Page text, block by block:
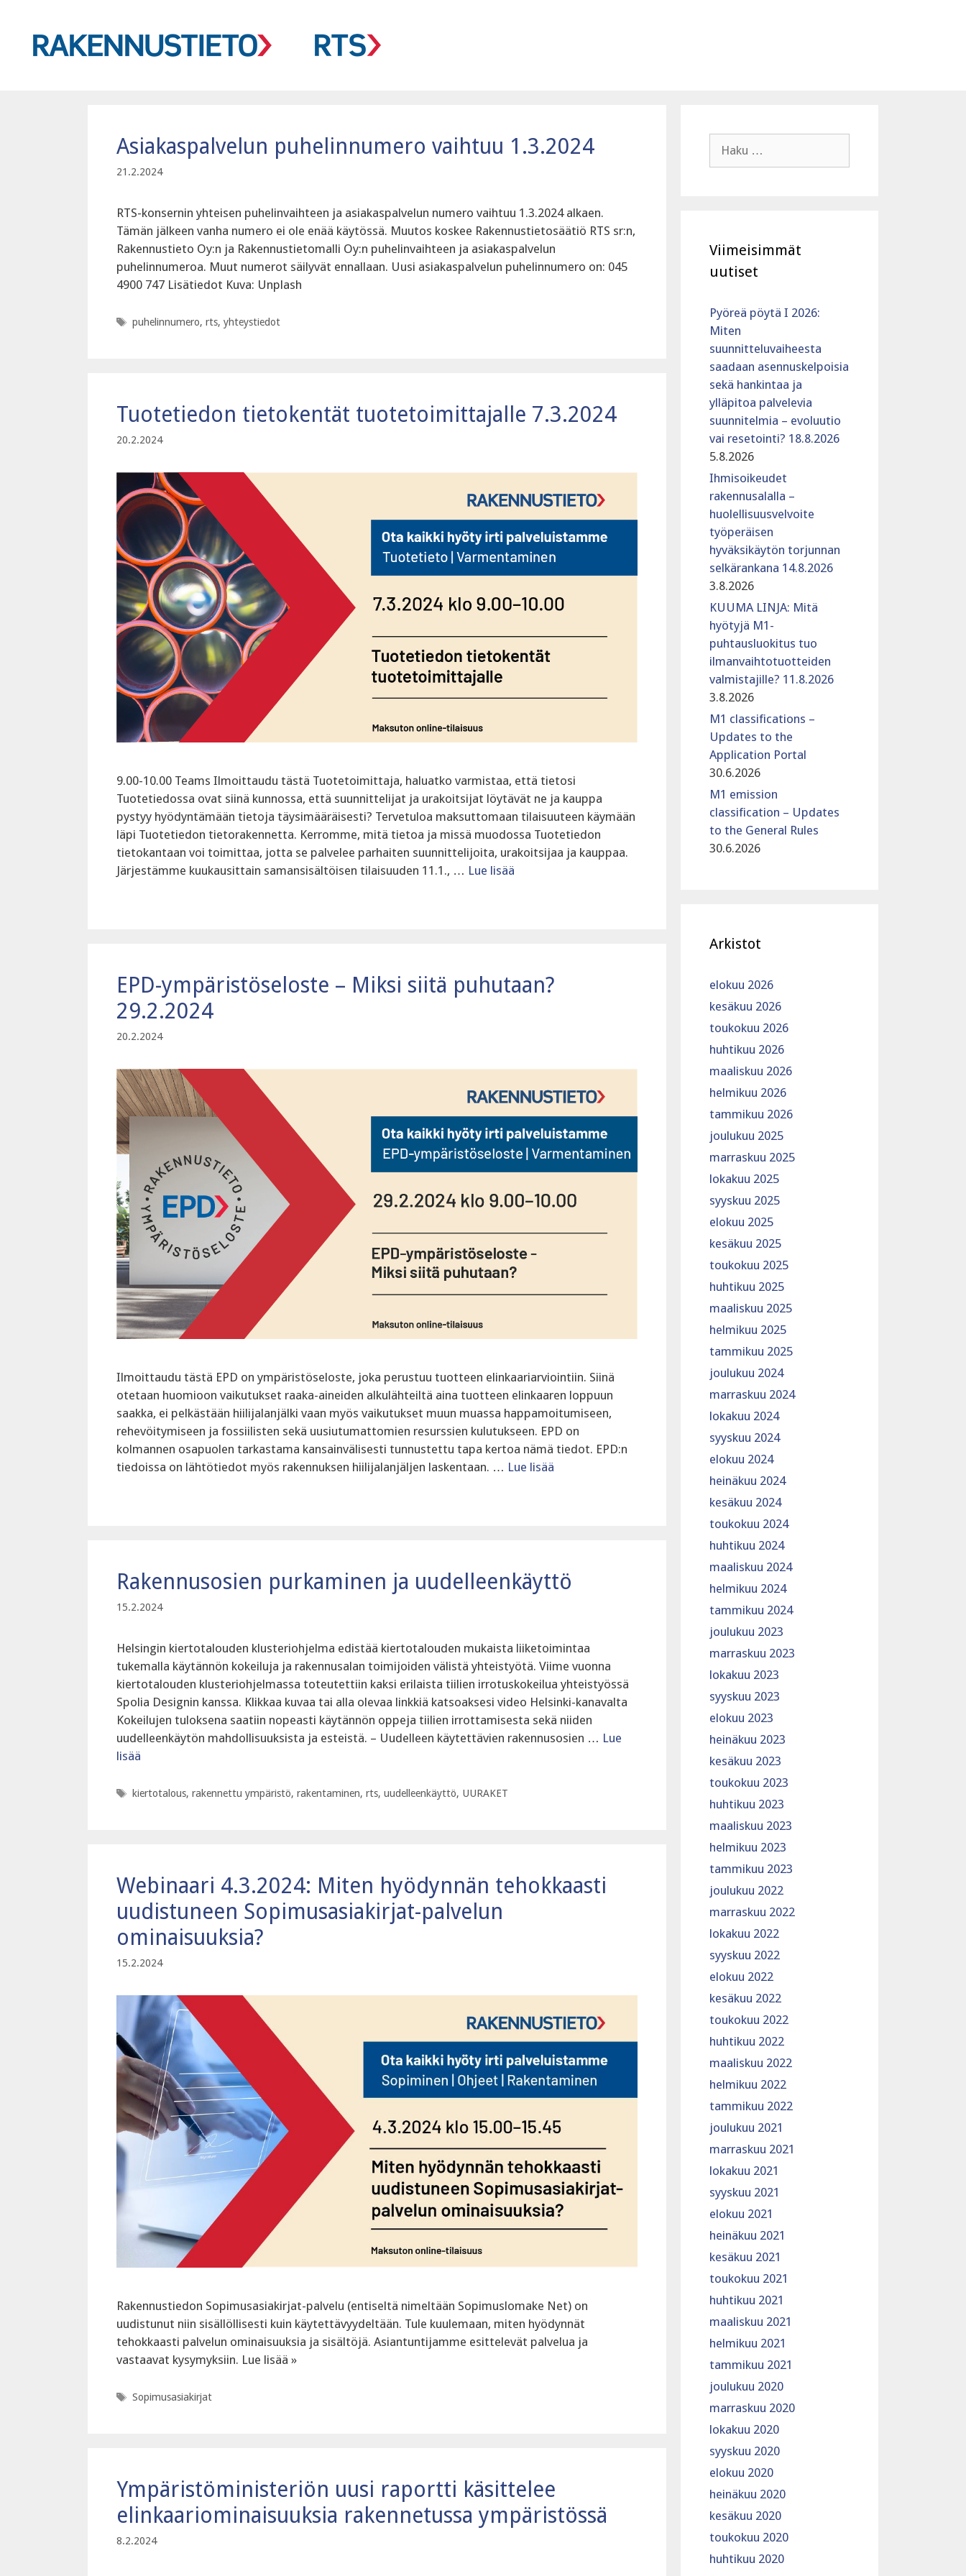
Asiakaspalvelun puhelinnumero vaihtuu 1.3.2024
21.2.2024
RTS-konsernin yhteisen puhelinvaihteen ja asiakaspalvelun numero vaihtuu 1.3.2024 alkaen.
Tämän jälkeen vanha numero ei ole enää käytössä. Muutos koskee Rakennustietosäätiö RTS sr:n,
Rakennustieto Oy:n ja Rakennustietomalli Oy:n puhelinvaihteen ja asiakaspalvelun
puhelinnumeroa. Muut numerot säilyvät ennallaan. Uusi asiakaspalvelun puhelinnumero on: 045
4900 747 Lisätiedot Kuva: Unplash
Avainsanat
puhelinnumero, rts, yhteystiedot
Tuotetiedon tietokentät tuotetoimittajalle 7.3.2024
20.2.2024
9.00-10.00 Teams Ilmoittaudu tästä Tuotetoimittaja, haluatko varmistaa, että tietosi
Tuotetiedossa ovat siinä kunnossa, että suunnittelijat ja urakoitsijat löytävät ne ja kauppa
pystyy hyödyntämään tietoja täysimääräisesti? Tervetuloa maksuttomaan tilaisuuteen käymään
läpi Tuotetiedon tietorakennetta. Kerromme, mitä tietoa ja missä muodossa Tuotetiedon
tietokantaan voi toimittaa, jotta se palvelee parhaiten suunnittelijoita, urakoitsijaa ja kauppaa.
Järjestämme kuukausittain samansisältöisen tilaisuuden 11.1., … Lue lisää
EPD-ympäristöseloste – Miksi siitä puhutaan?
29.2.2024
20.2.2024
Ilmoittaudu tästä EPD on ympäristöseloste, joka perustuu tuotteen elinkaariarviointiin. Siinä
otetaan huomioon vaikutukset raaka-aineiden alkulähteiltä aina tuotteen elinkaaren loppuun
saakka, ei pelkästään hiilijalanjälki vaan myös vaikutukset muun muassa happamoitumiseen,
rehevöitymiseen ja fossiilisten sekä uusiutumattomien resurssien kulutukseen. EPD on
kolmannen osapuolen tarkastama kansainvälisesti tunnustettu tapa kertoa nämä tiedot. EPD:n
tiedoissa on lähtötiedot myös rakennuksen hiilijalanjäljen laskentaan. … Lue lisää
Rakennusosien purkaminen ja uudelleenkäyttö
15.2.2024
Helsingin kiertotalouden klusteriohjelma edistää kiertotalouden mukaista liiketoimintaa
tukemalla käytännön kokeiluja ja rakennusalan toimijoiden välistä yhteistyötä. Viime vuonna
kiertotalouden klusteriohjelmassa toteutettiin kaksi erilaista tiilien irrotuskokeilua yhteistyössä
Spolia Designin kanssa. Klikkaa kuvaa tai alla olevaa linkkiä katsoaksesi video Helsinki-kanavalta
Kokeilujen tuloksena saatiin nopeasti käytännön oppeja tiilien irrottamisesta sekä niiden
uudelleenkäytön mahdollisuuksista ja esteistä. – Uudelleen käytettävien rakennusosien … Lue
lisää
Avainsanat
kiertotalous, rakennettu ympäristö, rakentaminen, rts, uudelleenkäyttö, UURAKET
Webinaari 4.3.2024: Miten hyödynnän tehokkaasti
uudistuneen Sopimusasiakirjat-palvelun
ominaisuuksia?
15.2.2024
Rakennustiedon Sopimusasiakirjat-palvelu (entiseltä nimeltään Sopimuslomake Net) on
uudistunut niin sisällöllisesti kuin käytettävyydeltään. Tule kuulemaan, miten hyödynnät
tehokkaasti palvelun ominaisuuksia ja sisältöjä. Asiantuntijamme esittelevät palvelua ja
vastaavat kysymyksiin. Lue lisää »
Avainsanat
Sopimusasiakirjat
Ympäristöministeriön uusi raportti käsittelee
elinkaariominaisuuksia rakennetussa ympäristössä
8.2.2024
Viimeisimmät
uutiset
Pyöreä pöytä I 2026:
Miten
suunnitteluvaiheesta
saadaan asennuskelpoisia
sekä hankintaa ja
ylläpitoa palvelevia
suunnitelmia – evoluutio
vai resetointi? 18.8.2026
5.8.2026
Ihmisoikeudet
rakennusalalla –
huolellisuusvelvoite
työperäisen
hyväksikäytön torjunnan
selkärankana 14.8.2026
3.8.2026
KUUMA LINJA: Mitä
hyötyjä M1-
puhtausluokitus tuo
ilmanvaihtotuotteiden
valmistajille? 11.8.2026
3.8.2026
M1 classifications –
Updates to the
Application Portal
30.6.2026
M1 emission
classification – Updates
to the General Rules
30.6.2026
Arkistot
elokuu 2026
kesäkuu 2026
toukokuu 2026
huhtikuu 2026
maaliskuu 2026
helmikuu 2026
tammikuu 2026
joulukuu 2025
marraskuu 2025
lokakuu 2025
syyskuu 2025
elokuu 2025
kesäkuu 2025
toukokuu 2025
huhtikuu 2025
maaliskuu 2025
helmikuu 2025
tammikuu 2025
joulukuu 2024
marraskuu 2024
lokakuu 2024
syyskuu 2024
elokuu 2024
heinäkuu 2024
kesäkuu 2024
toukokuu 2024
huhtikuu 2024
maaliskuu 2024
helmikuu 2024
tammikuu 2024
joulukuu 2023
marraskuu 2023
lokakuu 2023
syyskuu 2023
elokuu 2023
heinäkuu 2023
kesäkuu 2023
toukokuu 2023
huhtikuu 2023
maaliskuu 2023
helmikuu 2023
tammikuu 2023
joulukuu 2022
marraskuu 2022
lokakuu 2022
syyskuu 2022
elokuu 2022
kesäkuu 2022
toukokuu 2022
huhtikuu 2022
maaliskuu 2022
helmikuu 2022
tammikuu 2022
joulukuu 2021
marraskuu 2021
lokakuu 2021
syyskuu 2021
elokuu 2021
heinäkuu 2021
kesäkuu 2021
toukokuu 2021
huhtikuu 2021
maaliskuu 2021
helmikuu 2021
tammikuu 2021
joulukuu 2020
marraskuu 2020
lokakuu 2020
syyskuu 2020
elokuu 2020
heinäkuu 2020
kesäkuu 2020
toukokuu 2020
huhtikuu 2020